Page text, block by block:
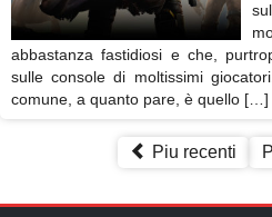
abbastanza fastidiosi e che,
sulle console di moltissimi
comune, a quanto pare, è quello […]
Piu recenti